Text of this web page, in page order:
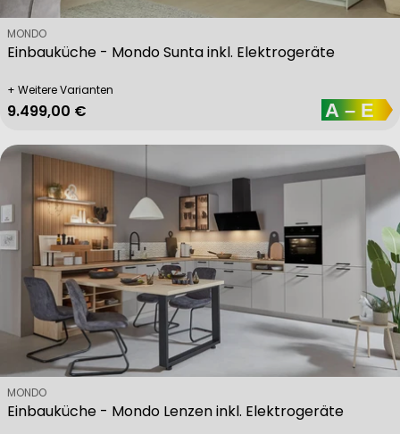
Einbauküche - Mondo Sunta inkl. Elektrogeräte
Verkäufer:
MONDO
+ Weitere Varianten
Regulärer Preis
9.499,00 €
Einbauküche - Mondo Lenzen inkl. Elektrogeräte
Verkäufer:
MONDO